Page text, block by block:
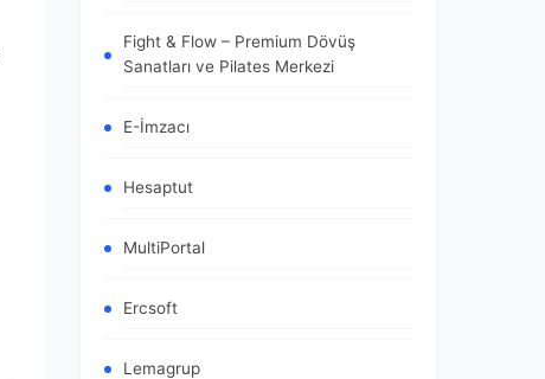
Fight & Flow – Premium Dövüş
Sanatları ve Pilates Merkezi
E-İmzacı
Hesaptut
MultiPortal
Ercsoft
Lemagrup